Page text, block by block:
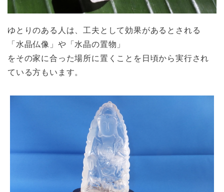
ゆとりのある人は、工夫として効果があるとされる
「水晶仏像」や「水晶の置物」
をその家に合った場所に置くことを日頃から実行され
ている方もいます。